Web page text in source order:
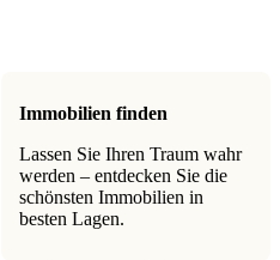
Immobilien finden
Lassen Sie Ihren Traum wahr
werden – entdecken Sie die
schönsten Immobilien in
besten Lagen.